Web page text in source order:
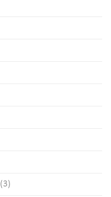
(3)